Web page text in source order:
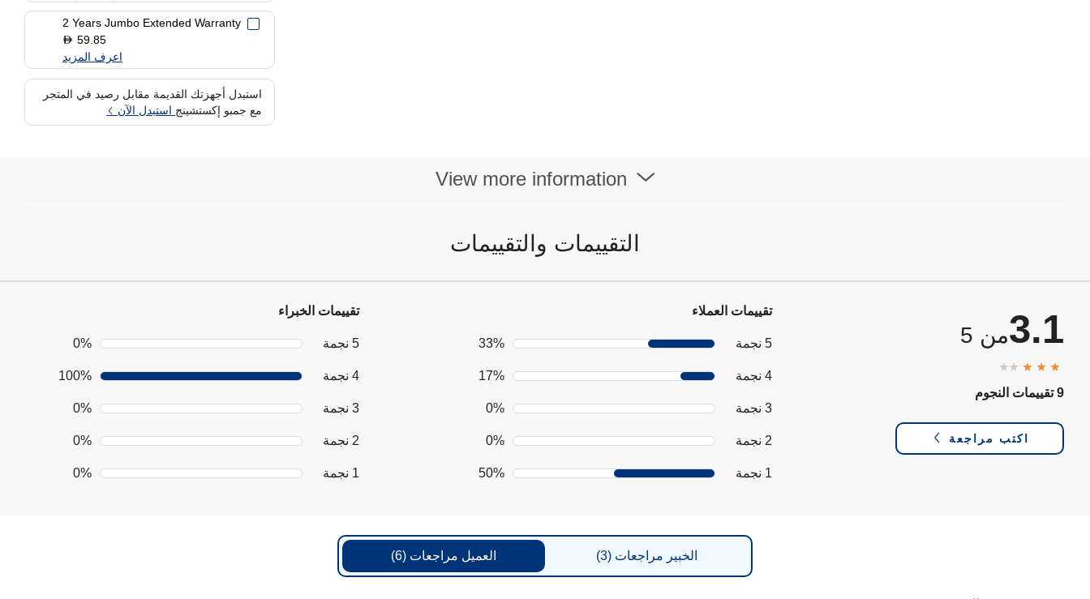
2 Years Jumbo Extended Warranty
D 59.85
اعرف المزيد
استبدل أجهزتك القديمة مقابل رصيد في المتجر
مع جمبو إكستشينج استبدل الآن
View more information
التقييمات والتقييمات
3.1من 5
9 تقييمات النجوم
اكتب مراجعة
تقييمات العملاء
5 نجمة 33%
4 نجمة 17%
3 نجمة 0%
2 نجمة 0%
1 نجمة 50%
تقييمات الخبراء
5 نجمة 0%
4 نجمة 100%
3 نجمة 0%
2 نجمة 0%
1 نجمة 0%
العميل مراجعات (6) الخبير مراجعات (3)